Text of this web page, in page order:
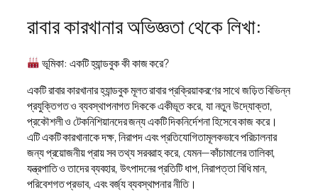
রাবার কারখানার অভিজ্ঞতা থেকে লিখা:
ভূমিকা: একটি হ্যান্ডবুক কী কাজ করে?
একটি রাবার কারখানার হ্যান্ডবুক মূলত রাবার প্রক্রিয়াকরণের সাথে জড়িত বিভিন্ন
প্রযুক্তিগত ও ব্যবস্থাপনাগত দিককে একীভূত করে, যা নতুন উদ্যোক্তা,
প্রকৌশলী ও টেকনিশিয়ানদের জন্য একটি দিকনির্দেশনা হিসেবে কাজ করে।
এটি একটি কারখানাকে দক্ষ, নিরাপদ এবং প্রতিযোগিতামূলকভাবে পরিচালনার
জন্য প্রয়োজনীয় প্রায় সব তথ্য সরবরাহ করে, যেমন—কাঁচামালের তালিকা,
যন্ত্রপাতি ও তাদের ব্যবহার, উৎপাদনের প্রতিটি ধাপ, নিরাপত্তা বিধি মান,
পরিবেশগত প্রভাব, এবং বর্জ্য ব্যবস্থাপনার নীতি।